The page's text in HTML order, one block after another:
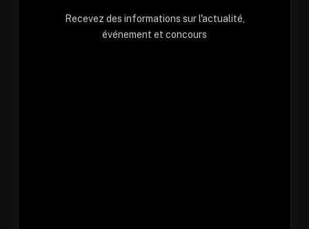
Recevez des informations sur l'actualité,
événement et concours